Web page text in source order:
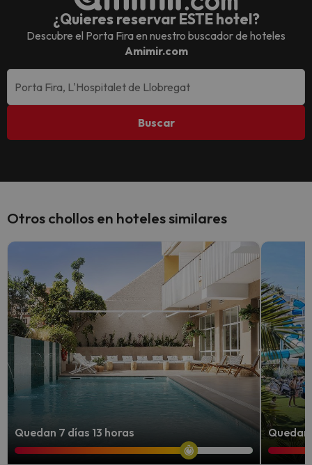
¿Quieres reservar ESTE hotel?
Descubre el Porta Firaen nuestro buscador de hoteles
Amimir.com
Buscar
Otros chollos en hoteles similares
Quedan 7 días 13 horas